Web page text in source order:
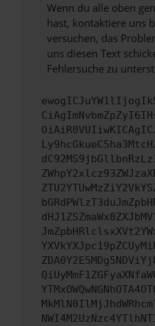
Wenn du alle oben
hast, kontaktiere uns
versuchen, das
uns diesen Text
Fehlersuche zu